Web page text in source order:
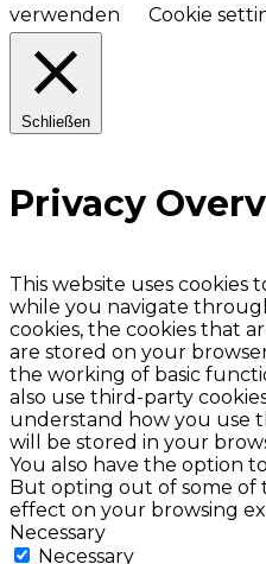
verwenden
Cookie
Schließen
Privacy
This website uses cookies
while you navigate
cookies, the cookies that
are stored on your
the working of basic
also use third-party
understand how you use
will be stored in your
You also have the option
But opting out of some of
effect on your browsing
Necessary
Necessary